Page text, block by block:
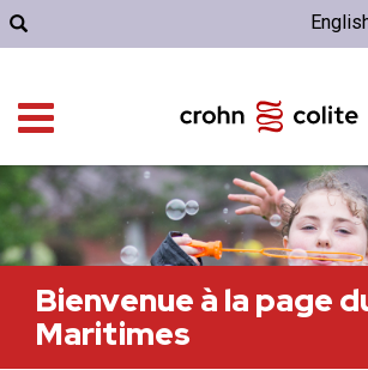
Bienvenue à la page
Maritimes